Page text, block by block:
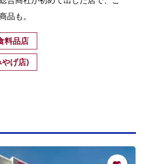
品も。
料品店
げ店)